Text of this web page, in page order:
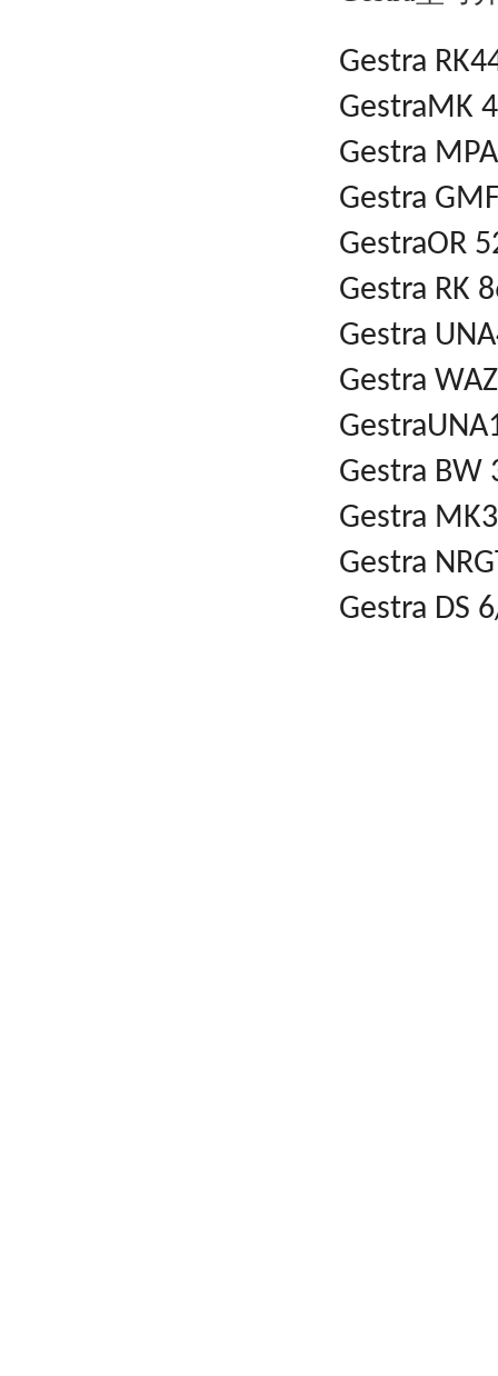
Gestra
GestraMK
Gestra
Gestra
GestraOR
Gestra RK
Gestra
Gestra
Gestra BW
Gestra
Gestra
Gestra DS